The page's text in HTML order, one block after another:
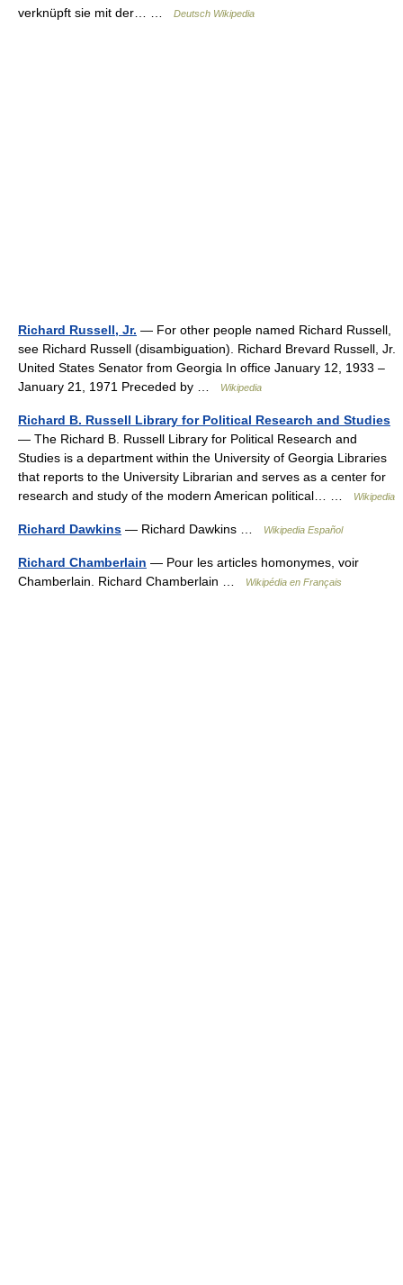
verknüpft sie mit der… …
Deutsch Wikipedia
Richard Russell, Jr. — For other people named Richard Russell,
see Richard Russell (disambiguation). Richard Brevard Russell, Jr.
United States Senator from Georgia In office January 12, 1933 –
January 21, 1971 Preceded by …
Wikipedia
Richard B. Russell Library for Political Research and Studies
— The Richard B. Russell Library for Political Research and
Studies is a department within the University of Georgia Libraries
that reports to the University Librarian and serves as a center for
research and study of the modern American political… …
Wikipedia
Richard Dawkins — Richard Dawkins … Wikipedia Español
Richard Chamberlain — Pour les articles homonymes, voir
Chamberlain. Richard Chamberlain …
Wikipédia en Français